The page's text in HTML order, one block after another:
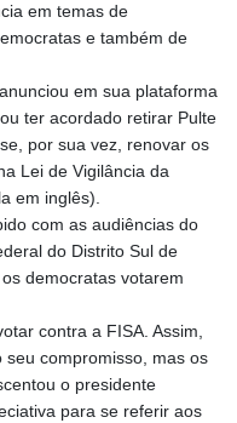
em temas de
e também de
em sua plataforma
ter acordado retirar Pulte
por sua vez, renovar os
Lei de Vigilância da
em inglês).
com as audiências do
do Distrito Sul de
democratas votarem
contra a FISA. Assim,
compromisso, mas os
o presidente
para se referir aos